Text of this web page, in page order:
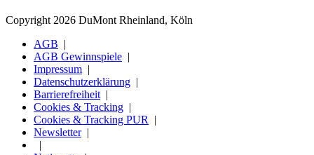
Copyright 2026 DuMont Rheinland, Köln
AGB
AGB Gewinnspiele
Impressum
Datenschutzerklärung
Barrierefreiheit
Cookies & Tracking
Cookies & Tracking PUR
Newsletter